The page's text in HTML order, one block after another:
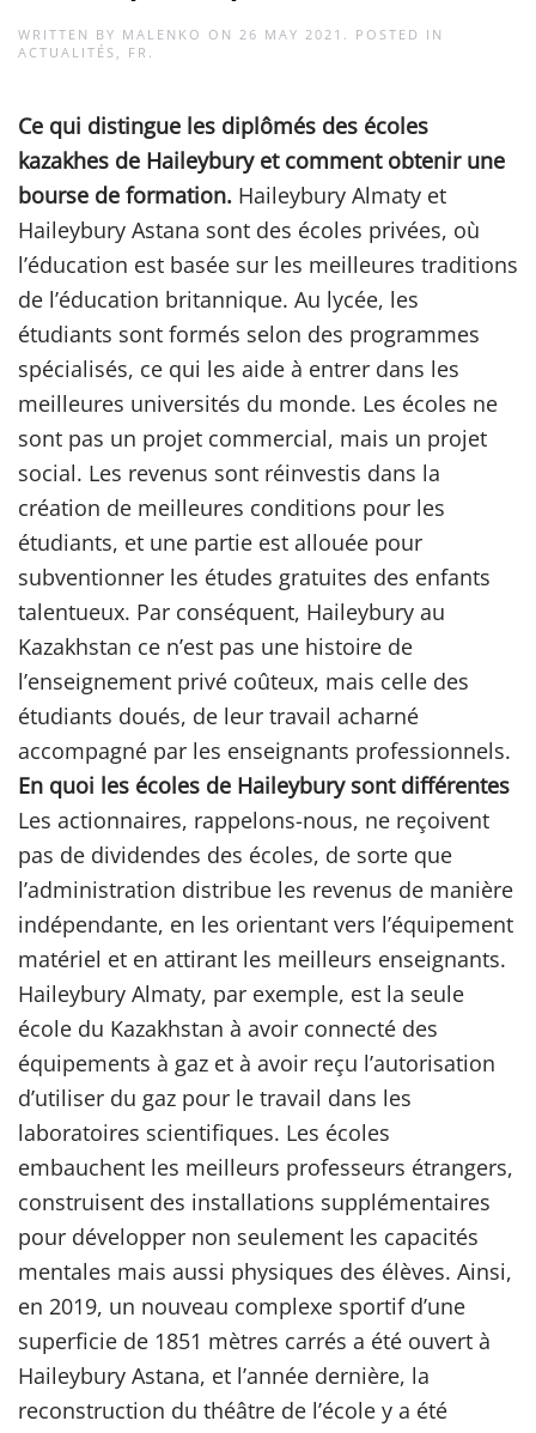
WRITTEN BY MALENKO ON 26 MAY 2021
. POSTED IN
ACTUALITÉS
FR
Ce qui distingue les diplômés des écoles
kazakhes de Haileybury et comment obtenir une
bourse de formation. Haileybury Almaty et
Haileybury Astana sont des écoles privées, où
l’éducation est basée sur les meilleures traditions
de l’éducation britannique. Au lycée, les
étudiants sont formés selon des programmes
spécialisés, ce qui les aide à entrer dans les
meilleures universités du monde. Les écoles ne
sont pas un projet commercial, mais un projet
social. Les revenus sont réinvestis dans la
création de meilleures conditions pour les
étudiants, et une partie est allouée pour
subventionner les études gratuites des enfants
talentueux. Par conséquent, Haileybury au
Kazakhstan ce n’est pas une histoire de
l’enseignement privé coûteux, mais celle des
étudiants doués, de leur travail acharné
accompagné par les enseignants professionnels.
En quoi les écoles de Haileybury sont différentes
Les actionnaires, rappelons-nous, ne reçoivent
pas de dividendes des écoles, de sorte que
l’administration distribue les revenus de manière
indépendante, en les orientant vers l’équipement
matériel et en attirant les meilleurs enseignants.
Haileybury Almaty, par exemple, est la seule
école du Kazakhstan à avoir connecté des
équipements à gaz et à avoir reçu l’autorisation
d’utiliser du gaz pour le travail dans les
laboratoires scientifiques. Les écoles
embauchent les meilleurs professeurs étrangers,
construisent des installations supplémentaires
pour développer non seulement les capacités
mentales mais aussi physiques des élèves. Ainsi,
en 2019, un nouveau complexe sportif d’une
superficie de 1851 mètres carrés a été ouvert à
Haileybury Astana, et l’année dernière, la
reconstruction du théâtre de l’école y a été